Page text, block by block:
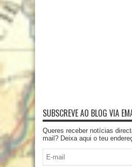
SUBSCREVE AO BLOG VIA
Queres receber notícias
mail? Deixa aqui o teu
mail